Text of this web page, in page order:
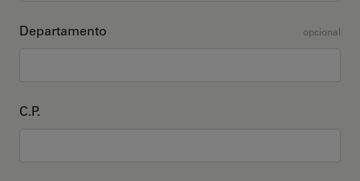
Departamento opcional
C.P.